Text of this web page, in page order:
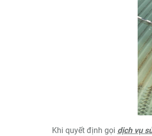
Khi quyết định gọi dịch vụ